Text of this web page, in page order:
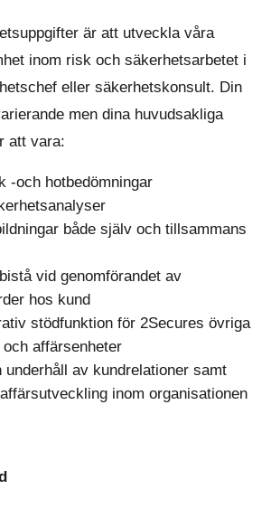
är att utveckla våra
inom risk och säkerhetsarbetet i
eller säkerhetskonsult. Din
men dina huvudsakliga
att vara:
-och hotbedömningar
både själv och tillsammans
vid genomförandet av
hos kund
stödfunktion för 2Secures övriga
affärsenheter
underhåll av kundrelationer samt
inom organisationen